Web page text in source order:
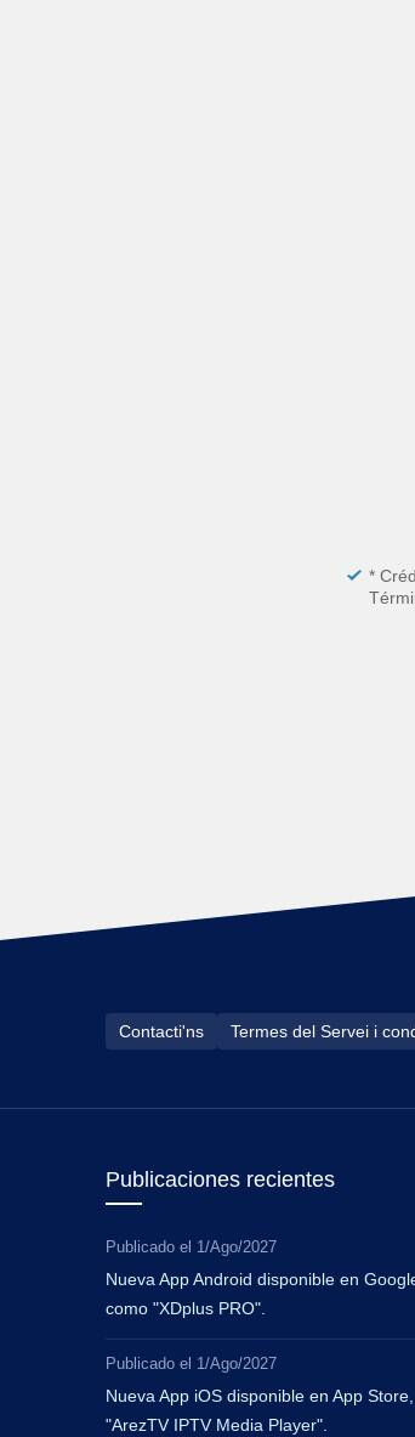
*
Contacti'ns Termes del Servei i
Publicaciones recientes
Publicado el 1/Ago/2027
Nueva App Android disponible en
como "XDplus PRO".
Publicado el 1/Ago/2027
Nueva App iOS disponible en App
"ArezTV IPTV Media Player".